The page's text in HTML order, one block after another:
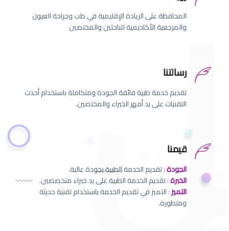
المحافظة على الريادة الإقليمية في طب وجراحة العيون
والمرجعية الأكاديمية للباحثين والمختصين
رسالتنا
تقديم خدمة طبية فائقة الجودة ومتكاملة باستخدام أحدث
التقنيات على يد أمهر الخبراء والمختصين.
قيمنا
الجودة: تقديم الخدمة الطبية بجودة عالية.
الخبرة: تقديم الخدمة الطبية على يد خبراء متخصصين.
التميز: التميز في تقديم الخدمة باستخدام تقنية حديثة
ومتطورة.